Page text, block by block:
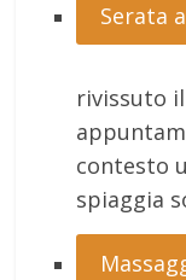
Serata
rivissuto
contesto
spiaggia